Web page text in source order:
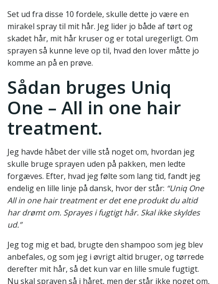
Set ud fra disse 10 fordele, skulle dette jo være en
mirakel spray til mit hår. Jeg lider jo både af tørt og
skadet hår, mit hår kruser og er total uregerligt. Om
sprayen så kunne leve op til, hvad den lover måtte jo
komme an på en prøve.
Sådan bruges Uniq
One – All in one hair
treatment.
Jeg havde håbet der ville stå noget om, hvordan jeg
skulle bruge sprayen uden på pakken, men ledte
forgæves. Efter, hvad jeg følte som lang tid, fandt jeg
endelig en lille linje på dansk, hvor der står: “Uniq One
All in one hair treatment er det ene produkt du altid
har drømt om. Sprayes i fugtigt hår. Skal ikke skyldes
ud.”
Jeg tog mig et bad, brugte den shampoo som jeg blev
anbefales, og som jeg i øvrigt altid bruger, og tørrede
derefter mit hår, så det kun var en lille smule fugtigt.
Nu skal sprayen så i håret, men der står ikke noget om,